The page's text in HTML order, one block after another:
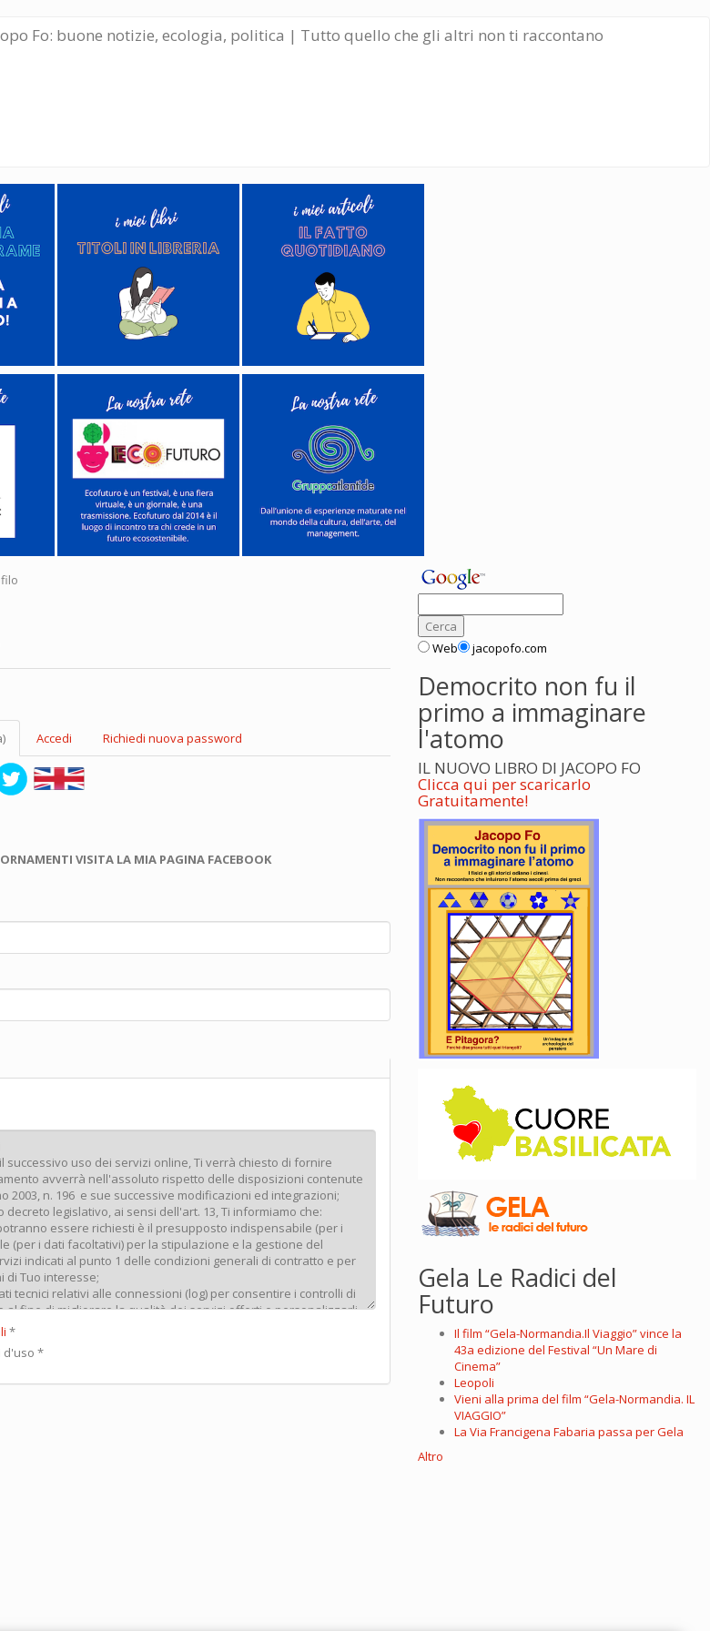
Fo: buone notizie, ecologia, politica | Tutto quello che gli altri non ti raccontano
Accedi Richiedi nuova password
VISITA LA MIA PAGINA FACEBOOK
*
d'uso *
Web jacopofo.com
Democrito non fu il
primo a immaginare
l'atomo
IL NUOVO LIBRO DI JACOPO FO
Clicca qui per scaricarlo
Gratuitamente!
Gela Le Radici del
Futuro
Il film “Gela-Normandia.Il Viaggio” vince la
43a edizione del Festival “Un Mare di
Cinema”
Leopoli
Vieni alla prima del film “Gela-Normandia. IL
VIAGGIO”
La Via Francigena Fabaria passa per Gela
Altro